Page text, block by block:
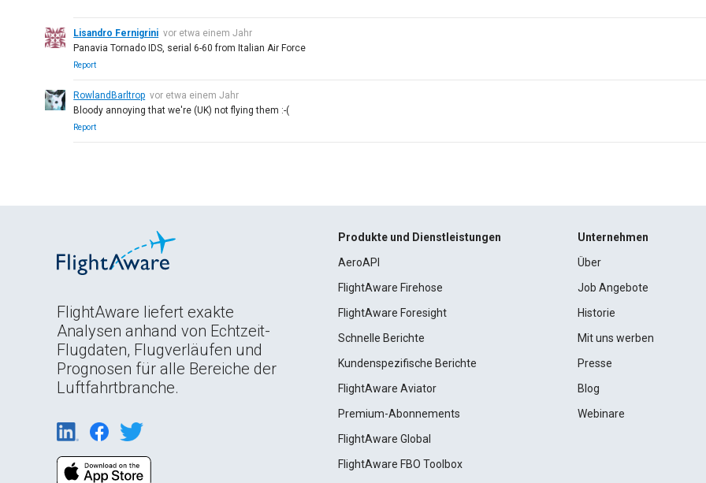
Lisandro Fernigrini vor etwa einem Jahr
Panavia Tornado IDS, serial 6-60 from Italian Air Force
Report
RowlandBarltrop vor etwa einem Jahr
Bloody annoying that we're (UK) not flying them :-(
Report
FlightAware liefert exakte
Analysen anhand von Echtzeit-
Flugdaten, Flugverläufen und
Prognosen für alle Bereiche der
Luftfahrtbranche.
Produkte und Dienstleistungen
AeroAPI
FlightAware Firehose
FlightAware Foresight
Schnelle Berichte
Kundenspezifische Berichte
FlightAware Aviator
Premium-Abonnements
FlightAware Global
FlightAware FBO Toolbox
Unternehmen
Über
Job Angebote
Historie
Mit uns werben
Presse
Blog
Webinare